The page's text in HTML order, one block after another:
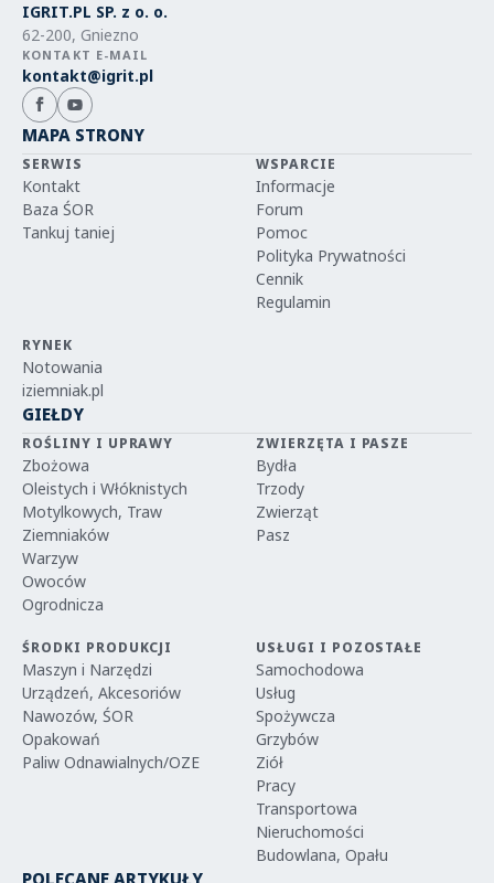
IGRIT.PL SP. z o. o.
62-200, Gniezno
KONTAKT E-MAIL
kontakt@igrit.pl
MAPA STRONY
SERWIS
Kontakt
Baza ŚOR
Tankuj taniej
WSPARCIE
Informacje
Forum
Pomoc
Polityka Prywatności
Cennik
Regulamin
RYNEK
Notowania
iziemniak.pl
GIEŁDY
ROŚLINY I UPRAWY
Zbożowa
Oleistych i Włóknistych
Motylkowych, Traw
Ziemniaków
Warzyw
Owoców
Ogrodnicza
ZWIERZĘTA I PASZE
Bydła
Trzody
Zwierząt
Pasz
ŚRODKI PRODUKCJI
Maszyn i Narzędzi
Urządzeń, Akcesoriów
Nawozów, ŚOR
Opakowań
Paliw Odnawialnych/OZE
USŁUGI I POZOSTAŁE
Samochodowa
Usług
Spożywcza
Grzybów
Ziół
Pracy
Transportowa
Nieruchomości
Budowlana, Opału
POLECANE ARTYKUŁY